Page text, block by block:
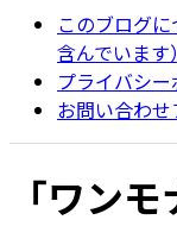
このブログ
含んでいます）
プライバシ
お問い合わ
「ワンモ